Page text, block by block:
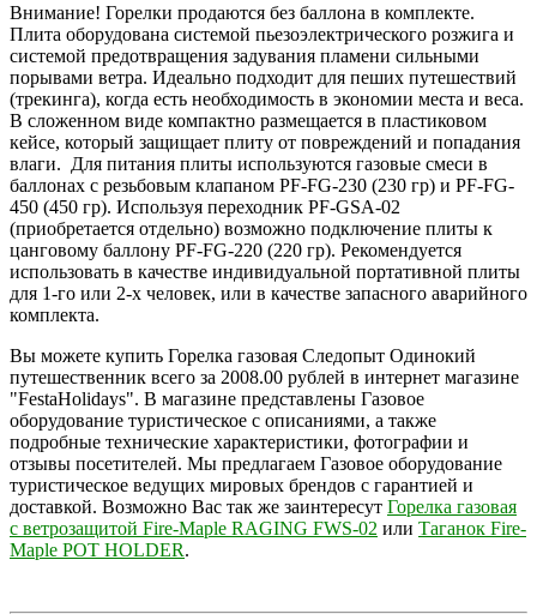
Внимание! Горелки продаются без баллона в комплекте.
Плита оборудована системой пьезоэлектрического розжига и
системой предотвращения задувания пламени сильными
порывами ветра. Идеально подходит для пеших путешествий
(трекинга), когда есть необходимость в экономии места и веса.
В сложенном виде компактно размещается в пластиковом
кейсе, который защищает плиту от повреждений и попадания
влаги. Для питания плиты используются газовые смеси в
баллонах с резьбовым клапаном PF-FG-230 (230 гр) и PF-FG-
450 (450 гр). Используя переходник PF-GSA-02
(приобретается отдельно) возможно подключение плиты к
цанговому баллону PF-FG-220 (220 гр). Рекомендуется
использовать в качестве индивидуальной портативной плиты
для 1-го или 2-х человек, или в качестве запасного аварийного
комплекта.
Вы можете купить Горелка газовая Следопыт Одинокий
путешественник всего за 2008.00 рублей в интернет магазине
"FestaHolidays". В магазине представлены Газовое
оборудование туристическое с описаниями, а также
подробные технические характеристики, фотографии и
отзывы посетителей. Мы предлагаем Газовое оборудование
туристическое ведущих мировых брендов с гарантией и
доставкой. Возможно Вас так же заинтересут Горелка газовая
с ветрозащитой Fire-Maple RAGING FWS-02 или Таганок Fire-
Maple POT HOLDER.